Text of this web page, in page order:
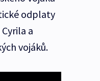
odplaty
a
vojáků.